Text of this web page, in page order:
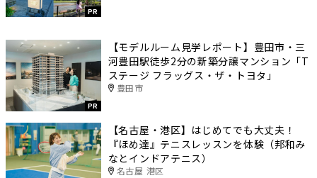
PR
PR
【モデルルーム見学レポート】豊田市・三
河豊田駅徒歩2分の新築分譲マンション「T
ステージ フラッグス・ザ・トヨタ」
豊田市
【名古屋・港区】はじめてでも大丈夫！
『ほめ達』テニスレッスンを体験（邦和み
なとインドアテニス）
名古屋 港区